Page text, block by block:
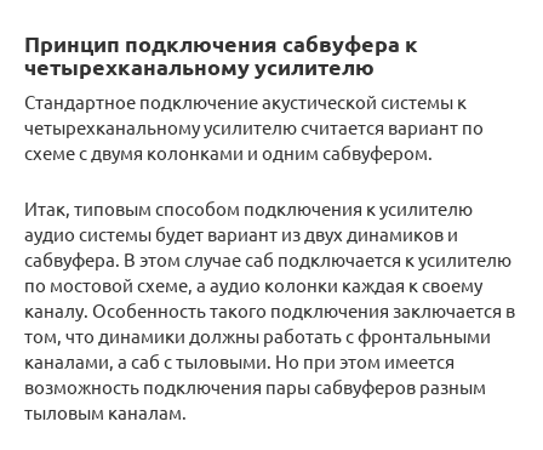
Принцип подключения сабвуфера к
четырехканальному усилителю
Стандартное подключение акустической системы к
четырехканальному усилителю считается вариант по
схеме с двумя колонками и одним сабвуфером.
Итак, типовым способом подключения к усилителю
аудио системы будет вариант из двух динамиков и
сабвуфера. В этом случае саб подключается к усилителю
по мостовой схеме, а аудио колонки каждая к своему
каналу. Особенность такого подключения заключается в
том, что динамики должны работать с фронтальными
каналами, а саб с тыловыми. Но при этом имеется
возможность подключения пары сабвуферов разным
тыловым каналам.